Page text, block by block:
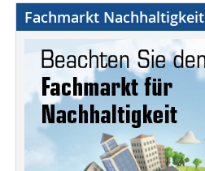
Fachmarkt Nachhaltigkeit